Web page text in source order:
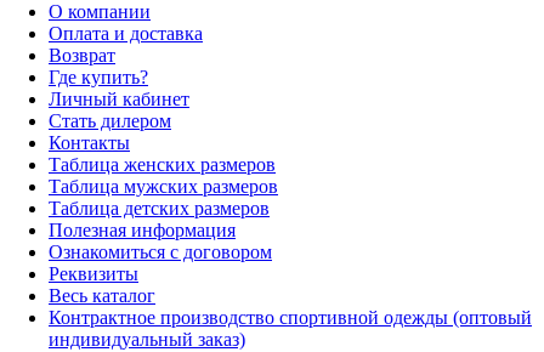
О компании
Оплата и доставка
Возврат
Где купить?
Личный кабинет
Стать дилером
Контакты
Таблица женских размеров
Таблица мужских размеров
Таблица детских размеров
Полезная информация
Ознакомиться с договором
Реквизиты
Весь каталог
Контрактное производство спортивной одежды (оптовый
индивидуальный заказ)